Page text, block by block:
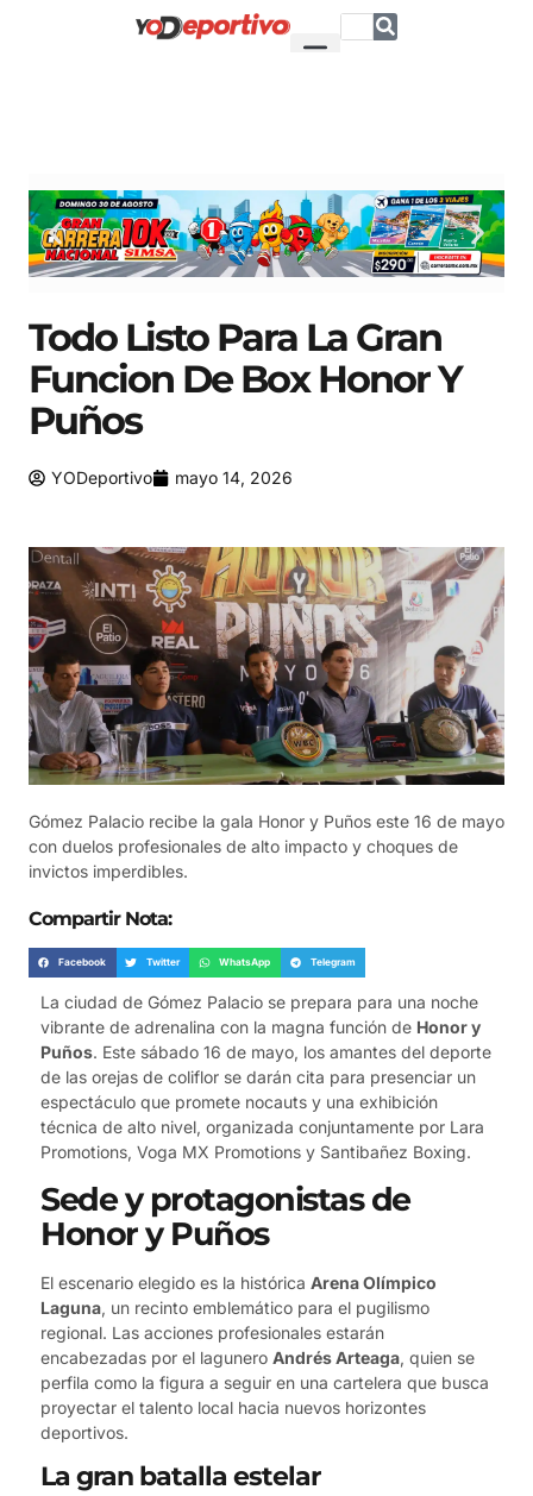
Todo Listo Para La Gran
Funcion De Box Honor Y
Puños
YODeportivo mayo 14, 2026
Gómez Palacio recibe la gala Honor y Puños este 16 de mayo
con duelos profesionales de alto impacto y choques de
invictos imperdibles.
Compartir Nota:
Facebook Twitter WhatsApp Telegram
La ciudad de Gómez Palacio se prepara para una noche
vibrante de adrenalina con la magna función de Honor y
Puños. Este sábado 16 de mayo, los amantes del deporte
de las orejas de coliflor se darán cita para presenciar un
espectáculo que promete nocauts y una exhibición
técnica de alto nivel, organizada conjuntamente por Lara
Promotions, Voga MX Promotions y Santibañez Boxing.
Sede y protagonistas de
Honor y Puños
El escenario elegido es la histórica Arena Olímpico
Laguna, un recinto emblemático para el pugilismo
regional. Las acciones profesionales estarán
encabezadas por el lagunero Andrés Arteaga, quien se
perfila como la figura a seguir en una cartelera que busca
proyectar el talento local hacia nuevos horizontes
deportivos.
La gran batalla estelar